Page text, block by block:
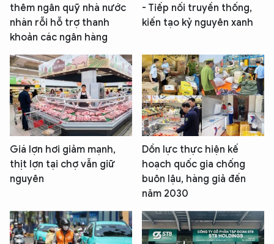
thêm ngân quỹ nhà nước
nhàn rỗi hỗ trợ thanh
khoản các ngân hàng
- Tiếp nối truyền thống,
kiến tạo kỷ nguyên xanh
Giá lợn hơi giảm mạnh,
thịt lợn tại chợ vẫn giữ
nguyên
Dồn lực thực hiện kế
hoạch quốc gia chống
buôn lậu, hàng giả đến
năm 2030